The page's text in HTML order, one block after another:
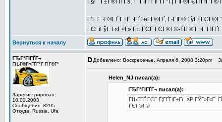
Г§Г Г±Г®ГІГ­Гѕ, Г ГІГҐГЇГҐГ°Гј ГЇГ®ГЄГіГЇГ
Г‘Г Г¬Г®ГҐ Г±Г¬ГҐГёГ­Г®ГҐ, Г·ГІГ®
ГЄГіГўГ Г«Г¤Г» ГЁ ГЄГ ГЄГ®Г©-ГІГ® Г¬Г
Вернуться к началу
ГЂГ°ГІГҐГ¬
ГЊГ®Г¤ГҐГ°Г ГІГ®Г°
Зарегистрирован:
10.03.2003
Сообщения: 8295
Откуда: Russia, Ufa
Добавлено: Воскресенье, Апреля 6, 2008 3:20pm
Helen_NJ писал(а):
ГЂГ°ГІГҐГ¬ писал(а):
ГЊГ­ГҐ ГЄГ Г¦ГҐГІГ±Гї, XP ГЎГ»Г«Г
ГЄГ®Г©